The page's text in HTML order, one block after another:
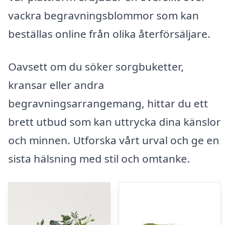
vackra begravningsblommor som kan
beställas online från olika återförsäljare.
Oavsett om du söker sorgbuketter,
kransar eller andra
begravningsarrangemang, hittar du ett
brett utbud som kan uttrycka dina känslor
och minnen. Utforska vårt urval och ge en
sista hälsning med stil och omtanke.